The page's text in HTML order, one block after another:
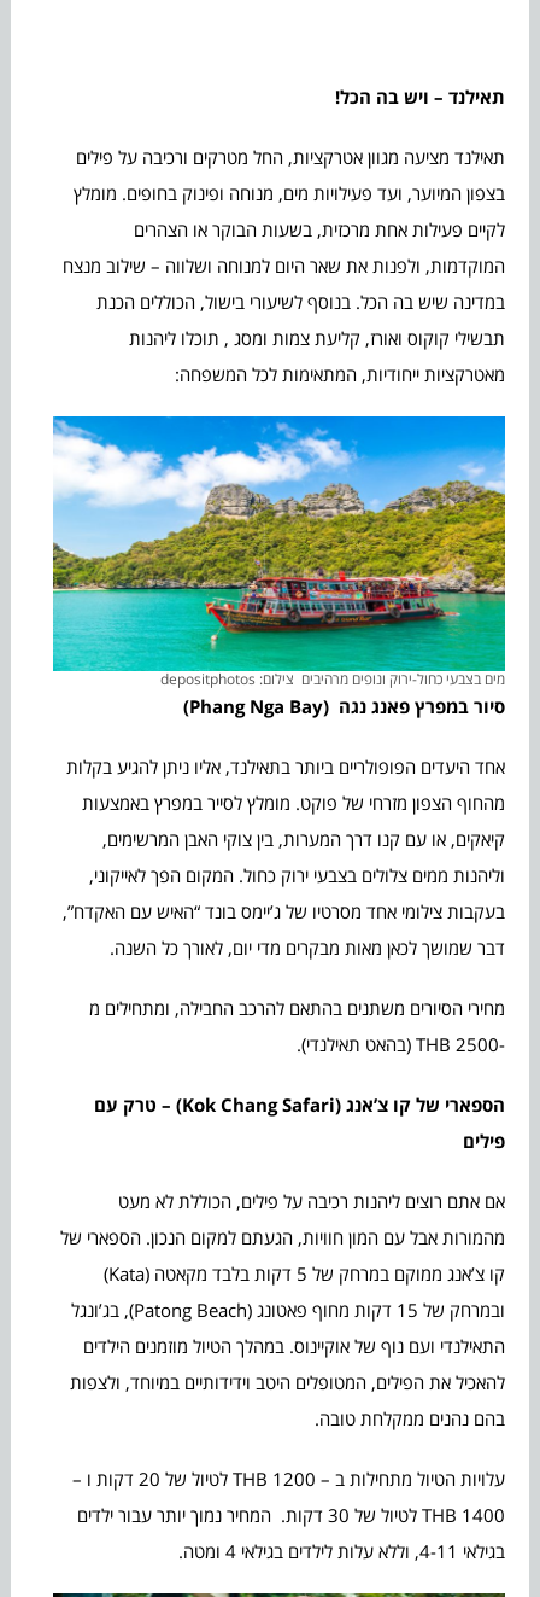
תאילנד – ויש בה הכל!
תאילנד מציעה מגוון אטרקציות, החל מטרקים ורכיבה על פילים
בצפון המיוער, ועד פעילויות מים, מנוחה ופינוק בחופים. מומלץ
לקיים פעילות אחת מרכזית, בשעות הבוקר או הצהרים
המוקדמות, ולפנות את שאר היום למנוחה ושלווה – שילוב מנצח
במדינה שיש בה הכל. בנוסף לשיעורי בישול, הכוללים הכנת
תבשילי קוקוס ואורז, קליעת צמות ומסג , תוכלו ליהנות
מאטרקציות ייחודיות, המתאימות לכל המשפחה:
מים בצבעי כחול-ירוק ונופים מרהיבים צילום: depositphotos
סיור במפרץ פאנג נגה (Phang Nga Bay)
אחד היעדים הפופולריים ביותר בתאילנד, אליו ניתן להגיע בקלות
מהחוף הצפון מזרחי של פוקט. מומלץ לסייר במפרץ באמצעות
קיאקים, או עם קנו דרך המערות, בין צוקי האבן המרשימים,
וליהנות ממים צלולים בצבעי ירוק כחול. המקום הפך לאייקוני,
בעקבות צילומי אחד מסרטיו של ג’יימס בונד “האיש עם האקדח”,
דבר שמושך לכאן מאות מבקרים מדי יום, לאורך כל השנה.
מחירי הסיורים משתנים בהתאם להרכב החבילה, ומתחילים מ
-2500 THB (בהאט תאילנדי).
הספארי של קו צ’אנג (Kok Chang Safari) – טרק עם
פילים
אם אתם רוצים ליהנות רכיבה על פילים, הכוללת לא מעט
מהמורות אבל עם המון חוויות, הגעתם למקום הנכון. הספארי של
קו צ’אנג ממוקם במרחק של 5 דקות בלבד מקאטה (Kata)
ובמרחק של 15 דקות מחוף פאטונג (Patong Beach), בג’ונגל
התאילנדי ועם נוף של אוקיינוס. במהלך הטיול מוזמנים הילדים
להאכיל את הפילים, המטופלים היטב וידידותיים במיוחד, ולצפות
בהם נהנים ממקלחת טובה.
עלויות הטיול מתחילות ב – THB 1200 לטיול של 20 דקות ו –
1400 THB לטיול של 30 דקות. המחיר נמוך יותר עבור ילדים
בגילאי 4-11, וללא עלות לילדים בגילאי 4 ומטה.